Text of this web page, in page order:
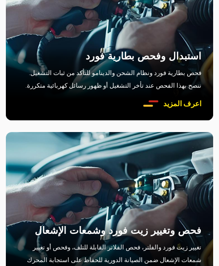
استبدال وفحص بطارية فورد
فحص بطارية فورد ونظام الشحن والدينامو للتأكد من ثبات التشغيل.
ننصح بهذا الفحص عند تأخر التشغيل أو ظهور رسائل كهربائية متكررة.
اعرف المزيد
فحص وتغيير زيت فورد وشمعات الإشعال
تغيير زيت فورد والفلتر، فحص الفلاتر القابلة للتلف، وفحص أو تغيير
شمعات الإشعال ضمن الصيانة الدورية للحفاظ على استجابة المحرك